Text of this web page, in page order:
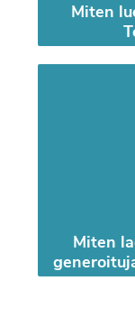
Miten
Miten